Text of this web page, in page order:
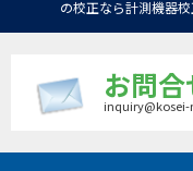
の校正なら計測機器
お問